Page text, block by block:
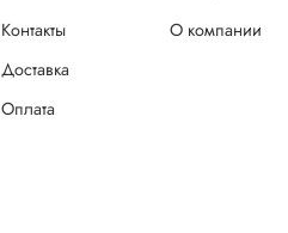
Контакты
Доставка
Оплата
О компании